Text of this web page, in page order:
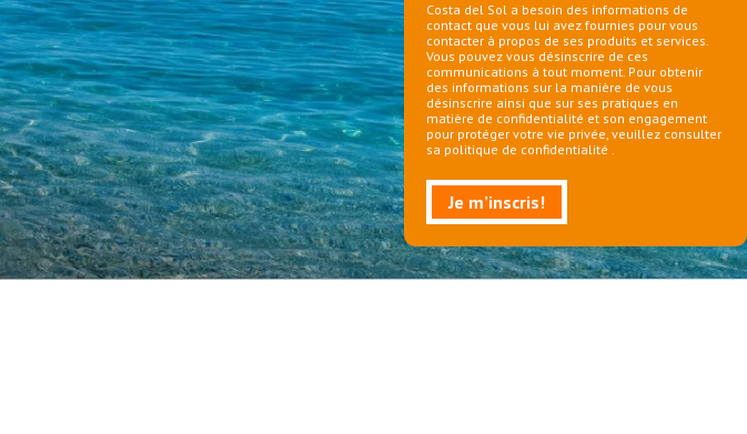
Costa del Sol a besoin des informations de
contact que vous lui avez fournies pour vous
contacter à propos de ses produits et services.
Vous pouvez vous désinscrire de ces
communications à tout moment. Pour obtenir
des informations sur la manière de vous
désinscrire ainsi que sur ses pratiques en
matière de confidentialité et son engagement
pour protéger votre vie privée, veuillez consulter
sa politique de confidentialité .